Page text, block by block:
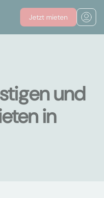
Jetzt mieten
und
in